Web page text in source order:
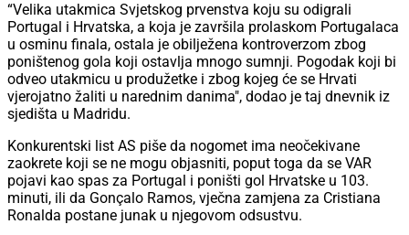
“Velika utakmica Svjetskog prvenstva koju su odigrali
Portugal i Hrvatska, a koja je završila prolaskom Portugalaca
u osminu finala, ostala je obilježena kontroverzom zbog
poništenog gola koji ostavlja mnogo sumnji. Pogodak koji bi
odveo utakmicu u produžetke i zbog kojeg će se Hrvati
vjerojatno žaliti u narednim danima", dodao je taj dnevnik iz
sjedišta u Madridu.
Konkurentski list AS piše da nogomet ima neočekivane
zaokrete koji se ne mogu objasniti, poput toga da se VAR
pojavi kao spas za Portugal i poništi gol Hrvatske u 103.
minuti, ili da Gonçalo Ramos, vječna zamjena za Cristiana
Ronalda postane junak u njegovom odsustvu.